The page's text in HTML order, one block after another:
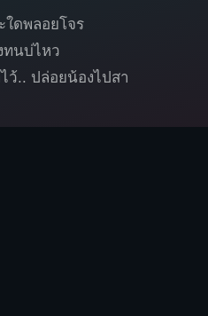
ใดพลอยโจร
ทนบ่ไหว
ว้.. ปล่อยน้องไปสา